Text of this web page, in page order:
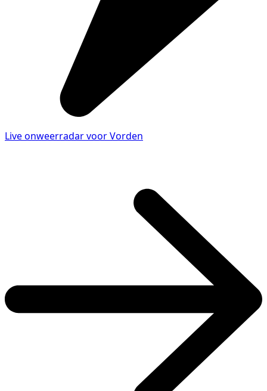
Live onweerradar voor Vorden